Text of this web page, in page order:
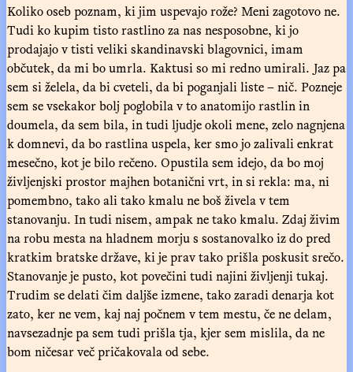
Koliko oseb poznam, ki jim uspevajo rože? Meni zagotovo ne.
Tudi ko kupim tisto rastlino za nas nesposobne, ki jo
prodajajo v tisti veliki skandinavski blagovnici, imam
občutek, da mi bo umrla. Kaktusi so mi redno umirali. Jaz pa
sem si želela, da bi cveteli, da bi poganjali liste – nič. Pozneje
sem se vsekakor bolj poglobila v to anatomijo rastlin in
doumela, da sem bila, in tudi ljudje okoli mene, zelo nagnjena
k domnevi, da bo rastlina uspela, ker smo jo zalivali enkrat
mesečno, kot je bilo rečeno. Opustila sem idejo, da bo moj
življenjski prostor majhen botanični vrt, in si rekla: ma, ni
pomembno, tako ali tako kmalu ne boš živela v tem
stanovanju. In tudi nisem, ampak ne tako kmalu. Zdaj živim
na robu mesta na hladnem morju s sostanovalko iz do pred
kratkim bratske države, ki je prav tako prišla poskusit srečo.
Stanovanje je pusto, kot povečini tudi najini življenji tukaj.
Trudim se delati čim daljše izmene, tako zaradi denarja kot
zato, ker ne vem, kaj naj počnem v tem mestu, če ne delam,
navsezadnje pa sem tudi prišla tja, kjer sem mislila, da ne
bom ničesar več pričakovala od sebe.